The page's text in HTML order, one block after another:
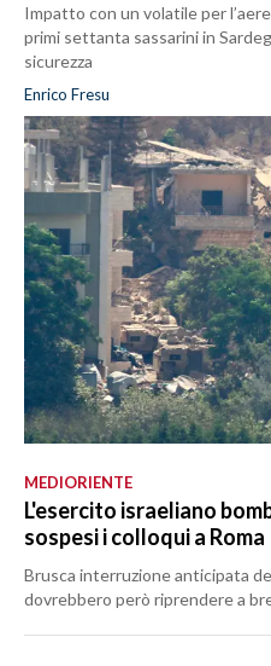
Impatto con un volatile per
primi settanta sassarini in
sicurezza
Enrico Fresu
MEDIORIENTE
L'esercito israeliano
sospesi i colloqui a Roma
Brusca interruzione anticipata
dovrebbero però riprendere a